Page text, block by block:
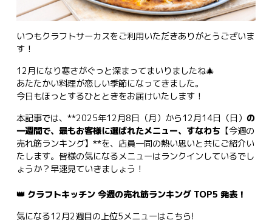
いつもクラフトサーカスをご利用いただきありがとうございま
す！
12月になり寒さがぐっと深まってまいりましたね🎄
あたたかい料理が恋しい季節になってきました。
今日もほっとするひとときをお届けいたします！
本記事では、**2025年12月8日（月）から12月14日（日） の
一週間で、最もお客様に選ばれたメニュー、すなわち 【今週の
売れ筋ランキング】**を、店員一同の熱い思いと共にご紹介い
たします。皆様の気になるメニューはランクインしているでし
ょうか？早速見ていきましょう！
👑 クラフトキッチン 今週の売れ筋ランキング TOP5 発表！
気になる12月2週目の上位5メニューはこちら!